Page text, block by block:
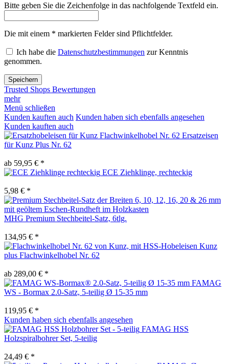
Bitte geben Sie die Zeichenfolge in das nachfolgende Textfeld ein.
Die mit einem * markierten Felder sind Pflichtfelder.
Ich habe die Datenschutzbestimmungen zur Kenntnis
genommen.
Speichern
Trusted Shops Bewertungen
mehr
Menü schließen
Kunden kauften auch Kunden haben sich ebenfalls angesehen
Kunden kauften auch
Ersatzeisen
für Kunz Plus Nr. 62
ab 59,95 € *
ECE Ziehklinge, rechteckig
5,98 € *
MHG Premium Stechbeitel-Satz, 6tlg.
134,95 € *
Kunz
plus Flachwinkelhobel Nr. 62
ab 289,00 € *
FAMAG
WS - Bormax 2.0-Satz, 5-teilig Ø 15-35 mm
119,95 € *
Kunden haben sich ebenfalls angesehen
FAMAG HSS
Holzspiralbohrer Set, 5-teilig
24,49 € *